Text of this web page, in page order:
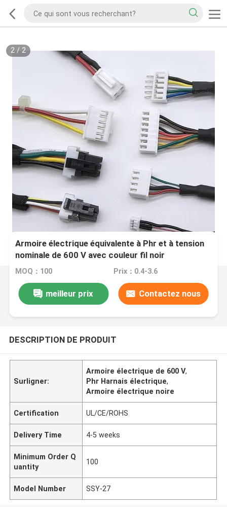
2/ 2
Armoire électrique équivalente à Phr et à tension
nominale de 600 V avec couleur fil noir
MOQ：100 Prix：0.4-3.6
meilleur prix Contactez nous
DESCRIPTION DE PRODUIT
Surligner:
Armoire électrique de 600 V,
Phr Harnais électrique,
Armoire électrique noire
Certification UL/CE/ROHS
Delivery Time 4-5 weeks
Minimum Order Q
uantity
100
Model Number SSY-27